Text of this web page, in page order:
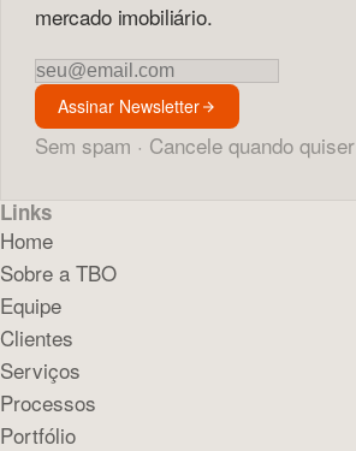
mercado imobiliário.
Newsletter
Assinar Newsletter
Sem spam · Cancele quando quiser
Links
Home
Sobre a TBO
Equipe
Clientes
Serviços
Processos
Portfólio